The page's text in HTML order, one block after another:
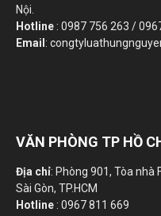
Nội.
Hotline : 0987 756 263 /
Email :
VĂN PHÒNG TP HỒ
Địa chỉ: Phòng 901, Tòa nhà
Sài Gòn, TP.HCM
Hotline : 0967 811 669